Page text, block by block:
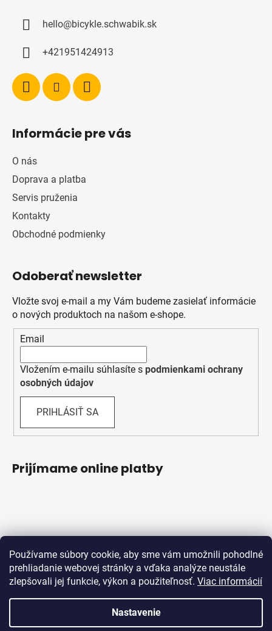
Používame súbory cookie, aby sme vám umožnili pohodlné
prehliadanie webovej stránky a vďaka analýze neustále
zlepšovali jej funkcie, výkon a použiteľnosť. Viac informácií
Nastavenie
hello@bicykle.schwabik.sk
+421951424913
Informácie pre vás
O nás
Doprava a platba
Servis pruženia
Kontakty
Obchodné podmienky
Odoberať newsletter
Vložte svoj e-mail a my Vám budeme zasielať informácie
o nových produktoch na našom e-shope.
Email
Vložením e-mailu súhlasíte s podmienkami ochrany
osobných údajov
PRIHLÁSIŤ SA
Prijímame online platby
Obchodné podmienky
Ochrana osobných údajov